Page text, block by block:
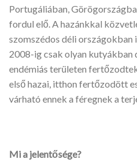
Portugáliában,
fordul elő. A hazánkkal
szomszédos déli
2008-ig csak olyan kutyákban
endémiás területen
első hazai, itthon fertőzodött
várható ennek a féregnek a
Mi a jelentősége?